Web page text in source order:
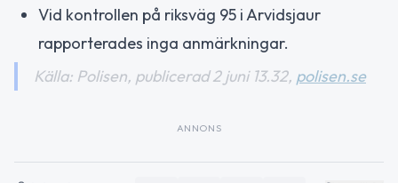
Vid kontrollen på riksväg 95 i Arvidsjaur
rapporterades inga anmärkningar.
Källa: Polisen, publicerad 2 juni 13.32, polisen.se
ANNONS